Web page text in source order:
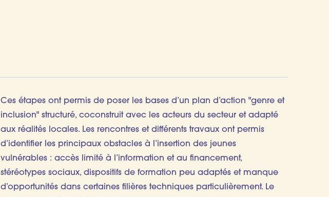
Ces étapes ont permis de poser les bases d’un plan d’action "genre et
inclusion" structuré, coconstruit avec les acteurs du secteur et adapté
aux réalités locales. Les rencontres et différents travaux ont permis
d’identifier les principaux obstacles à l’insertion des jeunes
vulnérables : accès limité à l’information et au financement,
stéréotypes sociaux, dispositifs de formation peu adaptés et manque
d’opportunités dans certaines filières techniques particulièrement. Le